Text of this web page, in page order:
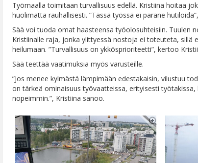
Työmaalla toimitaan turvallisuus edellä. Kristiina hoitaa
huolimatta rauhallisesti. ”Tässä työssä ei parane
Sää voi tuoda omat haasteensa työolosuhteisiin. Tuulen
Kristiinalle raja, jonka ylittyessä nostoja ei toteuteta, sillä
heilumaan. ”Turvallisuus on ykkösprioriteetti”, kertoo
Sää teettää vaatimuksia myös varusteille.
”Jos menee kylmästä lämpimään edestakaisin, vilustuu
on tärkeä ominaisuus työvaatteissa, erityisesti työtakissa,
nopeimmin.”, Kristiina sanoo.